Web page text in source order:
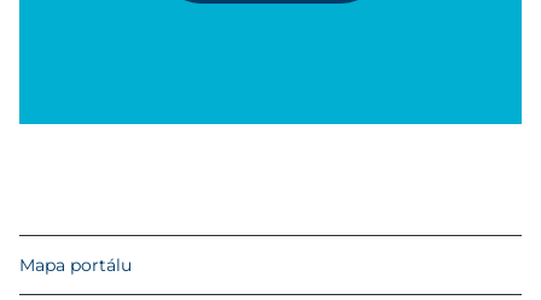
Mapa portálu